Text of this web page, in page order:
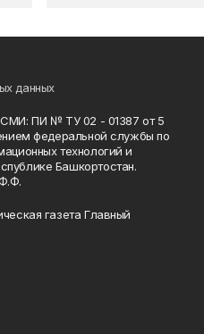
данных
СМИ: ПИ № ТУ 02 - 01387 от 5
федеральной службы по
технологий и
Башкортостан.
газета Главный